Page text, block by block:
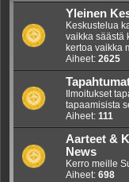
Yleinen
Keskustelua
vaikka säästä
kertoa vaikka
Aiheet: 2625
Ilmoitukset
tapaamisista
Aiheet: 111
Aarteet &
News
Kerro meille
Aiheet: 698